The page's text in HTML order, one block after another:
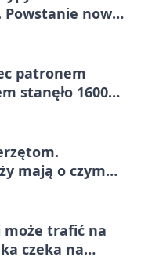
nowa
patronem
stanęło 1600
mają o czym
może trafić na
czeka na